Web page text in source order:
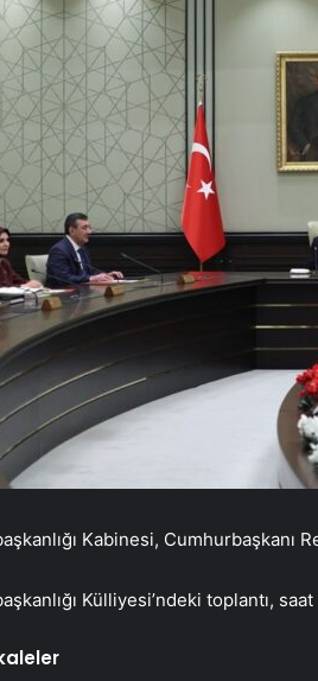
Kabinesi, Cumhurbaşkanı
Külliyesi’ndeki toplantı, saat